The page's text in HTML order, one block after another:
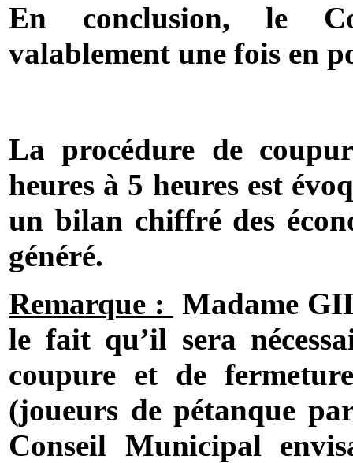
En conclusion, le
valablement une fois en
La procédure de
heures à 5 heures est
un bilan chiffré des
généré.
Remarque : Madame
le fait qu’il sera
coupure et de
(joueurs de pétanque
Conseil Municipal